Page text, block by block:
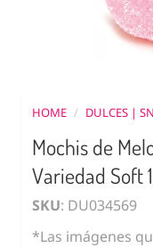
HOME / DULCES |
Mochis de
Variedad Soft
SKU: DU034569
*Las imágenes